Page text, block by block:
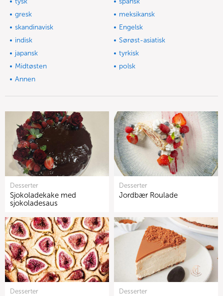
gresk
meksikansk
skandinavisk
Engelsk
indisk
Sørøst-asiatisk
japansk
tyrkisk
Midtøsten
polsk
Annen
Desserter
Sjokoladekake med
sjokoladesaus
Desserter
Jordbær Roulade
Desserter Desserter